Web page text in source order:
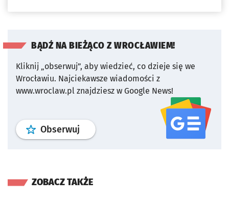
BĄDŹ NA BIEŻĄCO Z WROCŁAWIEM!
Kliknij „obserwuj”, aby wiedzieć, co dzieje się we
Wrocławiu. Najciekawsze wiadomości z
www.wroclaw.pl znajdziesz w Google News!
Obserwuj profil serwisu
ZOBACZ TAKŻE